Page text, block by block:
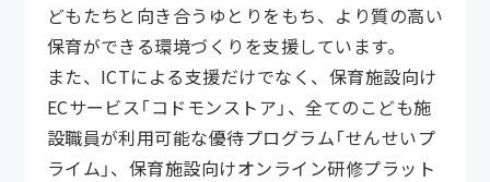
どもたちと向き合うゆとりをもち、より質の高い
保育ができる環境づくりを支援しています。
また、ICTによる支援だけでなく、保育施設向け
ECサービス「コドモンストア」、全てのこども施
設職員が利用可能な優待プログラム「せんせいプ
ライム」、保育施設向けオンライン研修プラット